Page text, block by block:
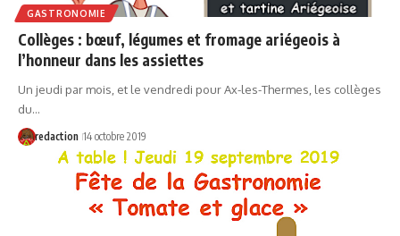
GASTRONOMIE
Collèges : bœuf, légumes et fromage ariégeois à
l’honneur dans les assiettes
Un jeudi par mois, et le vendredi pour Ax-les-Thermes, les collèges
du…
redaction 14 octobre 2019